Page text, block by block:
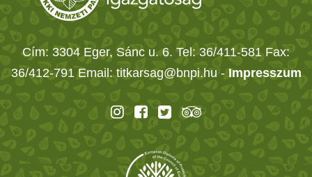
Cím: 3304 Eger, Sánc u. 6. Tel: 36/411-581 Fax:
36/412-791 Email: titkarsag@bnpi.hu - Impresszum